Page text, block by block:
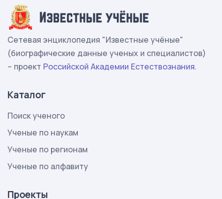
Сетевая энциклопедия "Известные учёные"
(биографические данные ученых и специалистов)
– проект Российской Академии Естествознания.
Каталог
Поиск ученого
Ученые по наукам
Ученые по регионам
Ученые по алфавиту
Проекты